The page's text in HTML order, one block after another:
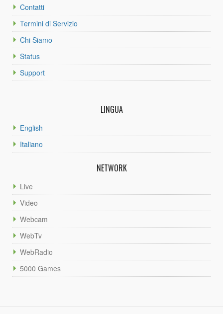
Contatti
Termini di Servizio
Chi Siamo
Status
Support
LINGUA
English
Italiano
NETWORK
Live
Video
Webcam
WebTv
WebRadio
5000 Games